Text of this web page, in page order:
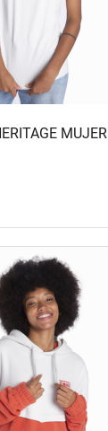
MUJER